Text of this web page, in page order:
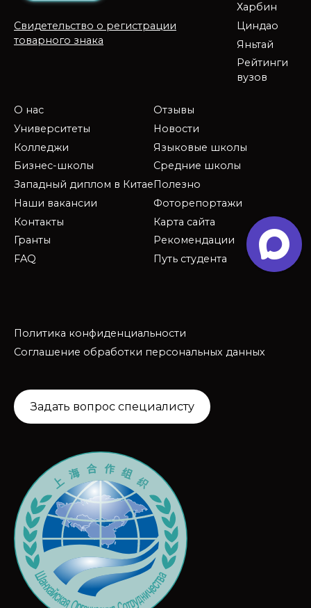
Свидетельство о регистрации
товарного знака
Харбин
Циндао
Яньтай
Рейтинги
вузов
О нас
Университеты
Колледжи
Бизнес-школы
Западный диплом в Китае
Наши вакансии
Контакты
Гранты
FAQ
Отзывы
Новости
Языковые школы
Средние школы
Полезно
Фоторепортажи
Карта сайта
Рекомендации
Путь студента
Политика конфиденциальности
Соглашение обработки персональных данных
Задать вопрос специалисту